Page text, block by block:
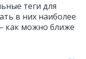
теги для
в них наиболее
как можно ближе